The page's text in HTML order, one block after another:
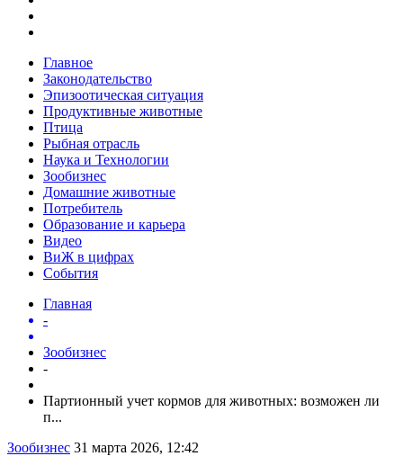
Главное
Законодательство
Эпизоотическая ситуация
Продуктивные животные
Птица
Рыбная отрасль
Наука и Технологии
Зообизнес
Домашние животные
Потребитель
Образование и карьера
Видео
ВиЖ в цифрах
События
Главная
-
Зообизнес
-
Партионный учет кормов для животных: возможен ли
п...
Зообизнес 31 марта 2026, 12:42